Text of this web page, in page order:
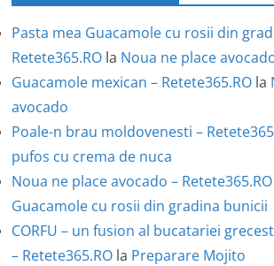
Pasta mea Guacamole cu rosii din
Retete365.RO la Noua ne place
Guacamole mexican – Retete365.RO la
avocado
Poale-n brau moldovenesti –
pufos cu crema de nuca
Noua ne place avocado – Retete365.RO
Guacamole cu rosii din gradina bunicii
CORFU – un fusion al bucatariei
– Retete365.RO la Preparare Mojito